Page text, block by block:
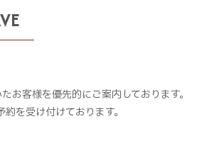
お客様を優先的にご案内しております。
を受け付けております。